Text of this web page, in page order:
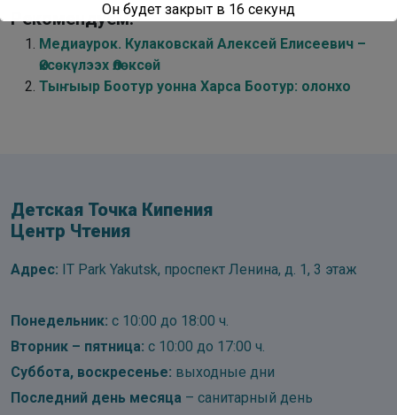
Рекомендуем:
Медиаурок. Кулаковскай Алексей Елисеевич –
Өксөкүлээх Өлөксөй
Тыҥыыр Боотур уонна Харса Боотур: олонхо
Детская Точка Кипения
Центр Чтения
Адрес: IT Park Yakutsk, проспект Ленина, д. 1, 3 этаж
Понедельник: с 10:00 до 18:00 ч.
Вторник – пятница: с 10:00 до 17:00 ч.
Суббота, воскресенье: выходные дни
Последний день месяца – санитарный день
Он будет закрыт в 16 секунд